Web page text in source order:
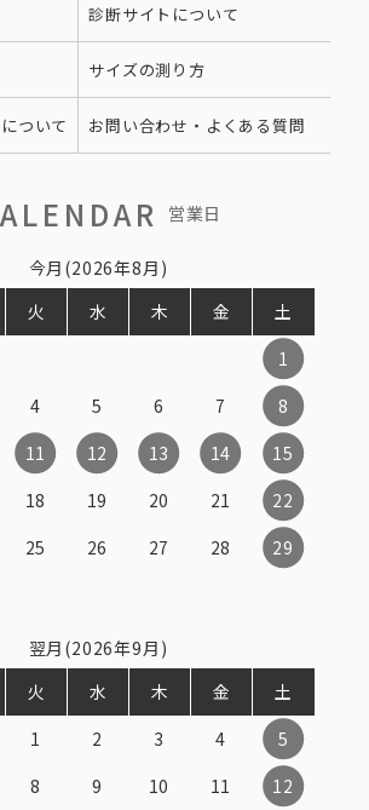
診断サイトについて
サイズの測り方
ついて お問い合わせ・よくある質問
営業日
今月(2026年8月)
火 水 木 金
土
1
4 5 6 7
8
11 12 13 14
15
18 19 20 21
22
25 26 27 28
29
翌月(2026年9月)
火 水 木 金
土
1
2 3 4
5
8 9 10 11
12